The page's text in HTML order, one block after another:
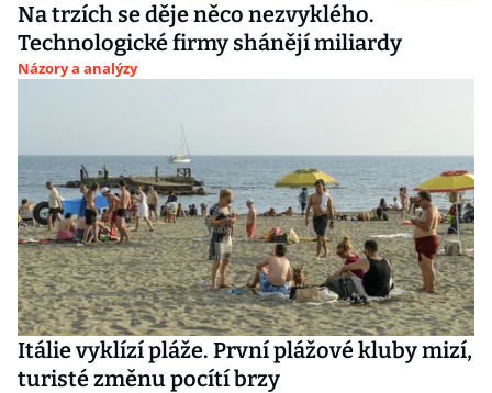
Na trzích se děje něco nezvyklého.
Technologické firmy shánějí miliardy
Názory a analýzy
Itálie vyklízí pláže. První plážové kluby mizí,
turisté změnu pocítí brzy